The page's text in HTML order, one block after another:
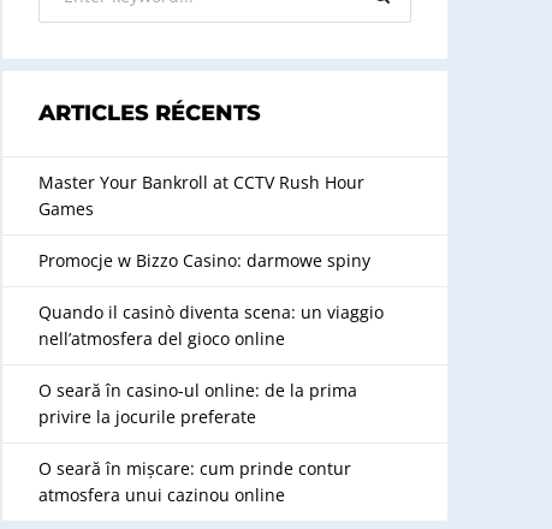
ARTICLES RÉCENTS
Master Your Bankroll at CCTV Rush Hour
Games
Promocje w Bizzo Casino: darmowe spiny
Quando il casinò diventa scena: un viaggio
nell’atmosfera del gioco online
O seară în casino-ul online: de la prima
privire la jocurile preferate
O seară în mișcare: cum prinde contur
atmosfera unui cazinou online